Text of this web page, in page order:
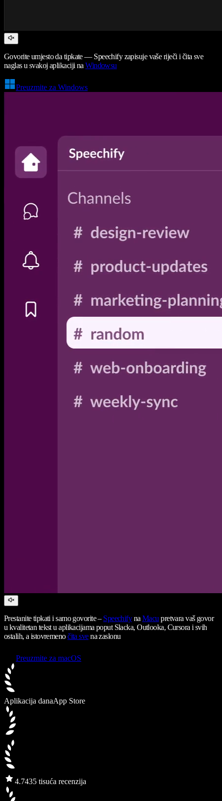
Govorite umjesto da tipkate — Speechify zapisuje vaše riječi i čita sve
naglas u svakoj aplikaciji naWindowsu
Preuzmite za Windows
Prestanite tipkati i samo govorite – SpeechifynaMacu pretvara vaš govor
u kvalitetan tekst u aplikacijama poput Slacka, Outlooka, Cursora i svih
ostalih, a istovremenočita svena zaslonu
Preuzmite za macOS
Aplikacija danaApp Store
4.7435 tisuća recenzija